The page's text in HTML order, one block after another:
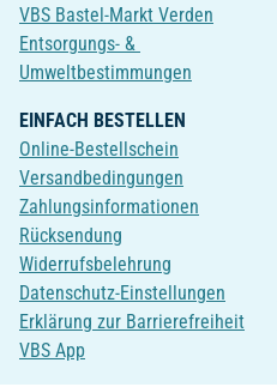
VBS Bastel-Markt Verden
Entsorgungs- &
Umweltbestimmungen
EINFACH BESTELLEN
Online-Bestellschein
Versandbedingungen
Zahlungsinformationen
Rücksendung
Widerrufsbelehrung
Datenschutz-Einstellungen
Erklärung zur Barrierefreiheit
VBS App